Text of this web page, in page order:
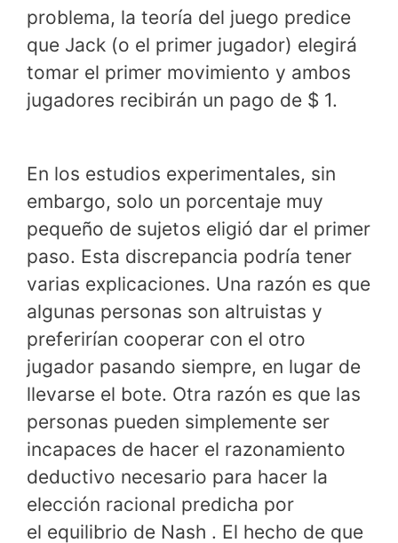
problema, la teoría del juego predice
que Jack (o el primer jugador) elegirá
tomar el primer movimiento y ambos
jugadores recibirán un pago de $ 1.
En los estudios experimentales, sin
embargo, solo un porcentaje muy
pequeño de sujetos eligió dar el primer
paso. Esta discrepancia podría tener
varias explicaciones. Una razón es que
algunas personas son altruistas y
preferirían cooperar con el otro
jugador pasando siempre, en lugar de
llevarse el bote. Otra razón es que las
personas pueden simplemente ser
incapaces de hacer el razonamiento
deductivo necesario para hacer la
elección racional predicha por
el equilibrio de Nash . El hecho de que